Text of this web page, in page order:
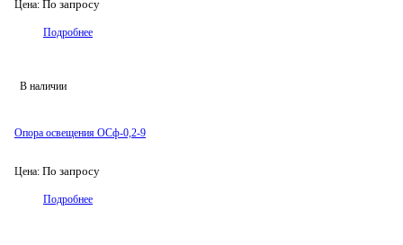
Цена: По запросу
Подробнее
В наличии
Опора освещения ОСф-0,2-9
Цена: По запросу
Подробнее